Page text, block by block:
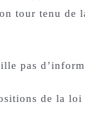
tour tenu
pas
de la